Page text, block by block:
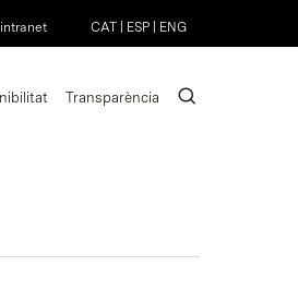
CAT ESP ENG
Transparència search